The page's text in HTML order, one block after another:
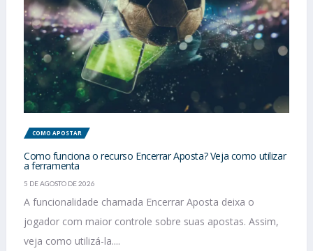
COMO APOSTAR
Como funciona o recurso Encerrar Aposta? Veja como utilizar
a ferramenta
5 DE AGOSTO DE 2026
A funcionalidade chamada Encerrar Aposta deixa o
jogador com maior controle sobre suas apostas. Assim,
veja como utilizá-la....